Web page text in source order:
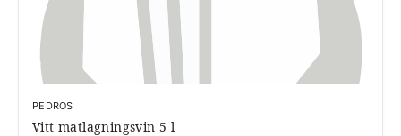
PEDROS
Vitt matlagningsvin 5 l